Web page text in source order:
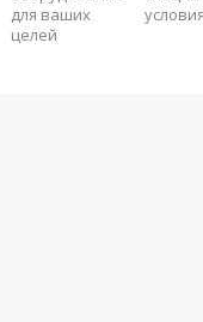
для ваших
целей